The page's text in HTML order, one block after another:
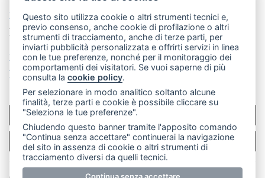
La redazione
CasateOnline LeccoOnline
RSS
Made by VIP
Privacy policy
Cookie policy
Rivedi le tue scelte sui cookie
SCRIVICI
PER LA TUA PUBBLICITÀ
Questo sito utilizza cookie o altri strumenti tecnici e,
previo consenso, anche cookie di profilazione o altri
strumenti di tracciamento, anche di terze parti, per
inviarti pubblicità personalizzata e offrirti servizi in linea
con le tue preferenze, nonché per il monitoraggio dei
comportamenti dei visitatori. Se vuoi saperne di più
consulta lacookie policy.
Per selezionare in modo analitico soltanto alcune
finalità, terze parti e cookie è possibile cliccare su
"Seleziona le tue preferenze".
Chiudendo questo banner tramite l'apposito comando
"Continua senza accettare" continuerai la navigazione
del sito in assenza di cookie o altri strumenti di
tracciamento diversi da quelli tecnici.